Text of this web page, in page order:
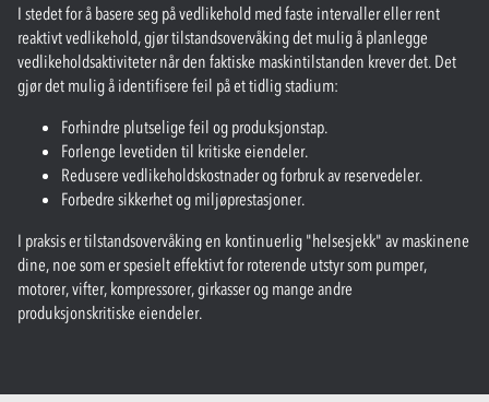
I stedet for å basere seg på vedlikehold med faste intervaller eller rent
reaktivt vedlikehold, gjør tilstandsovervåking det mulig å planlegge
vedlikeholdsaktiviteter når den faktiske maskintilstanden krever det. Det
gjør det mulig å identifisere feil på et tidlig stadium:
Forhindre plutselige feil og produksjonstap.
Forlenge levetiden til kritiske eiendeler.
Redusere vedlikeholdskostnader og forbruk av reservedeler.
Forbedre sikkerhet og miljøprestasjoner.
I praksis er tilstandsovervåking en kontinuerlig "helsesjekk" av maskinene
dine, noe som er spesielt effektivt for roterende utstyr som pumper,
motorer, vifter, kompressorer, girkasser og mange andre
produksjonskritiske eiendeler.